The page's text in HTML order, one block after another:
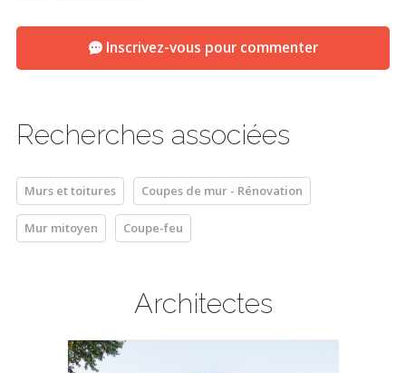
Inscrivez-vous pour commenter
Recherches associées
Murs et toitures Coupes de mur - Rénovation
Mur mitoyen Coupe-feu
Architectes